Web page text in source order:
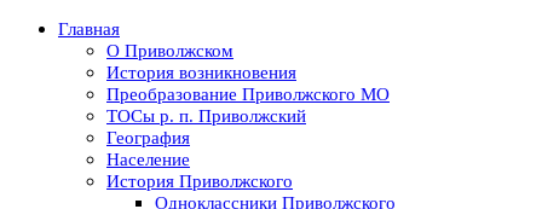
Главная
О Приволжском
История возникновения
Преобразование Приволжского МО
ТОСы р. п. Приволжский
География
Население
История Приволжского
Одноклассники Приволжского